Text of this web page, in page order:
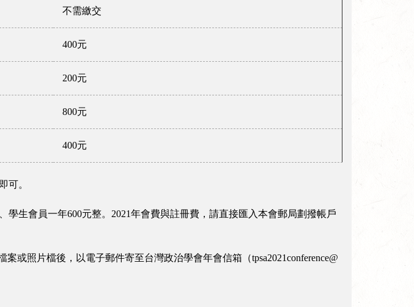
不需繳交
400元
200元
800元
400元
可。
生會員一年600元整。2021年會費與註冊費，請直接匯入本會郵局劃撥帳戶
或照片檔後，以電子郵件寄至台灣政治學會年會信箱（tpsa2021conference@